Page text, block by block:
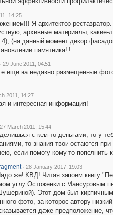
14:25
Я архитектор-
архивные материалы,
(на данный момент декор
памятника!!!
· 29 June 2011, 04:51
еще на недавно размещенные
2011, 14:27
и интересная информация!
27 March 2011, 15:44
с кем-то деньгами, то у
то знания твои остаются
если помогу кому-то пополнить
· 28 January 2017, 19:03
же! КВД! Читая запоем книгу
углу Остоженки с Мансуровым
Этот дом был
фото, за которое автору
даже предположение,